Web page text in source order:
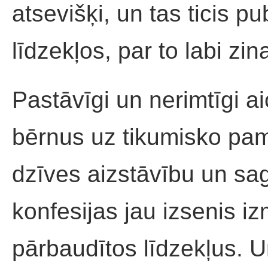
atsevišķi, un tas ticis
līdzekļos, par to labi
Pastāvīgi un nerimtīgi
bērnus uz tikumisko
dzīves aizstāvību un
konfesijas jau izsenis
pārbaudītos līdzekļus.